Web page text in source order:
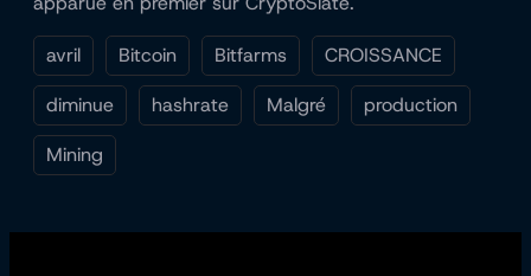
avril Bitcoin Bitfarms
CROISSANCE
diminue
hashrate Malgré
production
Mining